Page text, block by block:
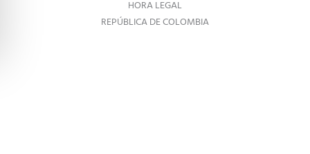
HORA LEGAL
REPÚBLICA DE COLOMBIA